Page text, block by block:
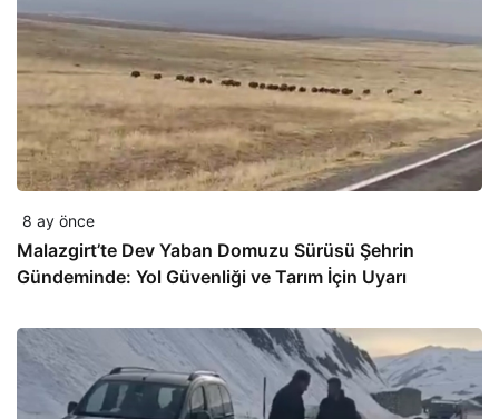
8 ay önce
Malazgirt’te Dev Yaban Domuzu Sürüsü Şehrin
Gündeminde: Yol Güvenliği ve Tarım İçin Uyarı